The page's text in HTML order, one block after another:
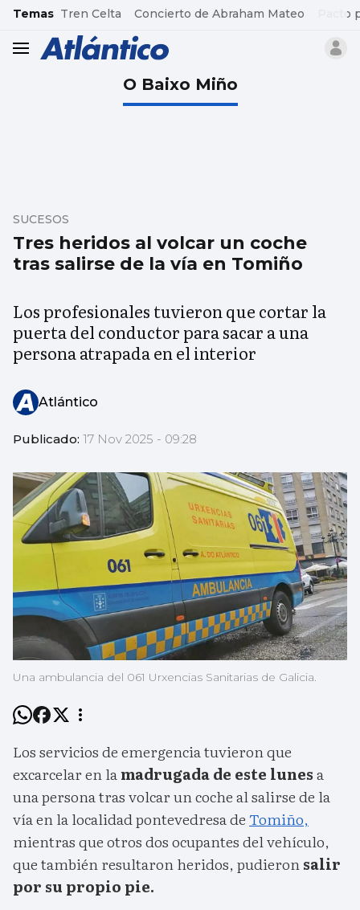
common.go-to-content
Temas Tren Celta Concierto de Abraham Mateo Pacto
header.menu.open
O Baixo Miño
Tres heridos al volcar un coche
tras salirse de la vía en Tomiño
SUCESOS
Los profesionales tuvieron que cortar la
puerta del conductor para sacar a una
persona atrapada en el interior
Atlántico
Publicado: 17 Nov 2025 - 09:28
Una ambulancia del 061 Urxencias Sanitarias de Galicia.
Los servicios de emergencia tuvieron que
excarcelar en lamadrugada de este lunesa
una persona tras volcar un coche al salirse de la
vía en la localidad pontevedresa de Tomiño,
mientras que otros dos ocupantes del vehículo,
que también resultaron heridos, pudieronsalir
por su propio pie.